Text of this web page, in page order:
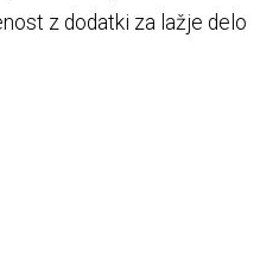
z dodatki za lažje delo